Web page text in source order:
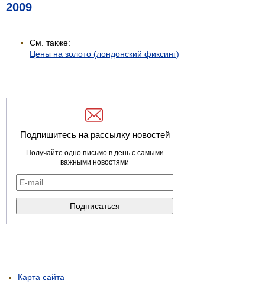
2009
См. также:
Цены на золото (лондонский фиксинг)
Подпишитесь на рассылку новостей
Получайте одно письмо в день с самыми
важными новостями
Карта сайта